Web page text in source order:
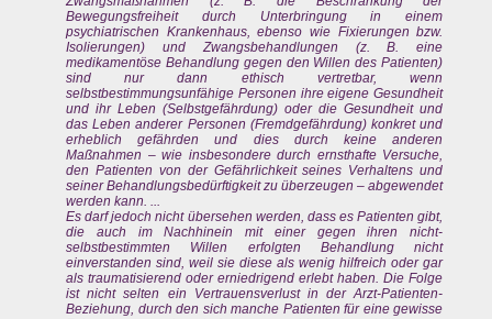
Bewegungsfreiheit durch Unterbringung in einem
psychiatrischen Krankenhaus, ebenso wie Fixierungen bzw.
Isolierungen) und Zwangsbehandlungen (z. B. eine
medikamentöse Behandlung gegen den Willen des Patienten)
sind nur dann ethisch vertretbar, wenn
selbstbestimmungsunfähige Personen ihre eigene Gesundheit
und ihr Leben (Selbstgefährdung) oder die Gesundheit und
das Leben anderer Personen (Fremdgefährdung) konkret und
erheblich gefährden und dies durch keine anderen
Maßnahmen – wie insbesondere durch ernsthafte Versuche,
den Patienten von der Gefährlichkeit seines Verhaltens und
seiner Behandlungsbedürftigkeit zu überzeugen – abgewendet
werden kann. ...
Es darf jedoch nicht übersehen werden, dass es Patienten gibt,
die auch im Nachhinein mit einer gegen ihren nicht-
selbstbestimmten Willen erfolgten Behandlung nicht
einverstanden sind, weil sie diese als wenig hilfreich oder gar
als traumatisierend oder erniedrigend erlebt haben. Die Folge
ist nicht selten ein Vertrauensverlust in der Arzt-Patienten-
Beziehung, durch den sich manche Patienten für eine gewisse